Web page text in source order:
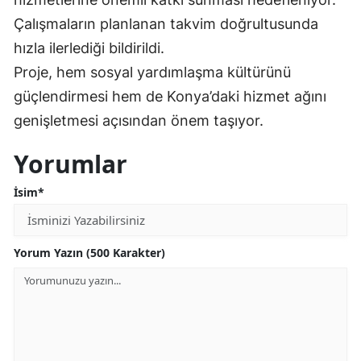
Kütahya
Manisa
Kahramanmaraş
Çalışmaların planlanan takvim doğrultusunda
hızla ilerlediği bildirildi.
Proje, hem sosyal yardımlaşma kültürünü
güçlendirmesi hem de Konya’daki hizmet ağını
genişletmesi açısından önem taşıyor.
Yorumlar
İsim*
Yorum Yazın (500 Karakter)